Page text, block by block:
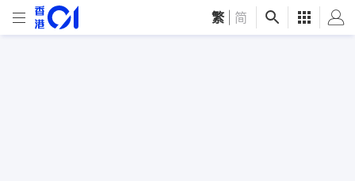
繁 简